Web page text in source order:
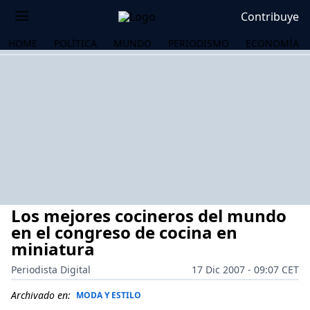
Contribuye
HOME POLÍTICA MUNDO PERIODISMO ECONOMÍA
Los mejores cocineros del mundo
en el congreso de cocina en
miniatura
Periodista Digital
17 Dic 2007 - 09:07 CET
Archivado en: MODA Y ESTILO